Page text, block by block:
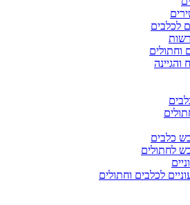
לכלבים
וחתולים
והגיינה
כלבים
לחתולים
לכלבים וחתולים